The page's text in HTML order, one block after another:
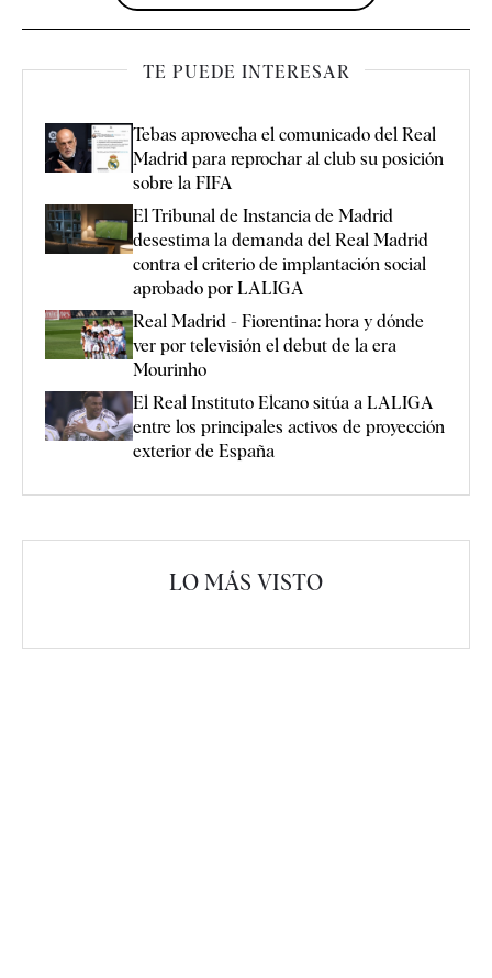
TE PUEDE INTERESAR
Tebas aprovecha el comunicado del Real
Madrid para reprochar al club su posición
sobre la FIFA
El Tribunal de Instancia de Madrid
desestima la demanda del Real Madrid
contra el criterio de implantación social
aprobado por LALIGA
Real Madrid - Fiorentina: hora y dónde
ver por televisión el debut de la era
Mourinho
El Real Instituto Elcano sitúa a LALIGA
entre los principales activos de proyección
exterior de España
LO MÁS VISTO